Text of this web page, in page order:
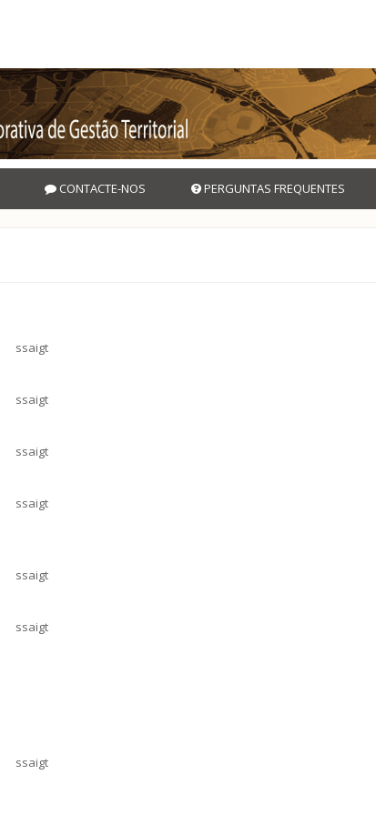
CONTACTE-NOS PERGUNTAS FREQUENTES
ssaigt
ssaigt
ssaigt
ssaigt
ssaigt
ssaigt
ssaigt